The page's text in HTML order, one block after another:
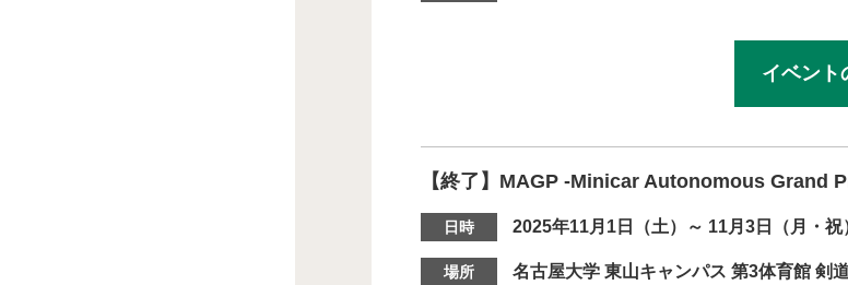
イベント
【終了】MAGP -Minicar Autonomous Grand
日時 2025年11月1日（土）～ 11月3日（月・祝
場所 名古屋大学 東山キャンパス 第3体育館 剣